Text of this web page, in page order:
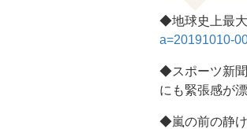
◆地球史上最
a=20191010-
◆スポーツ新聞
にも緊張感が漂
◆嵐の前の静け